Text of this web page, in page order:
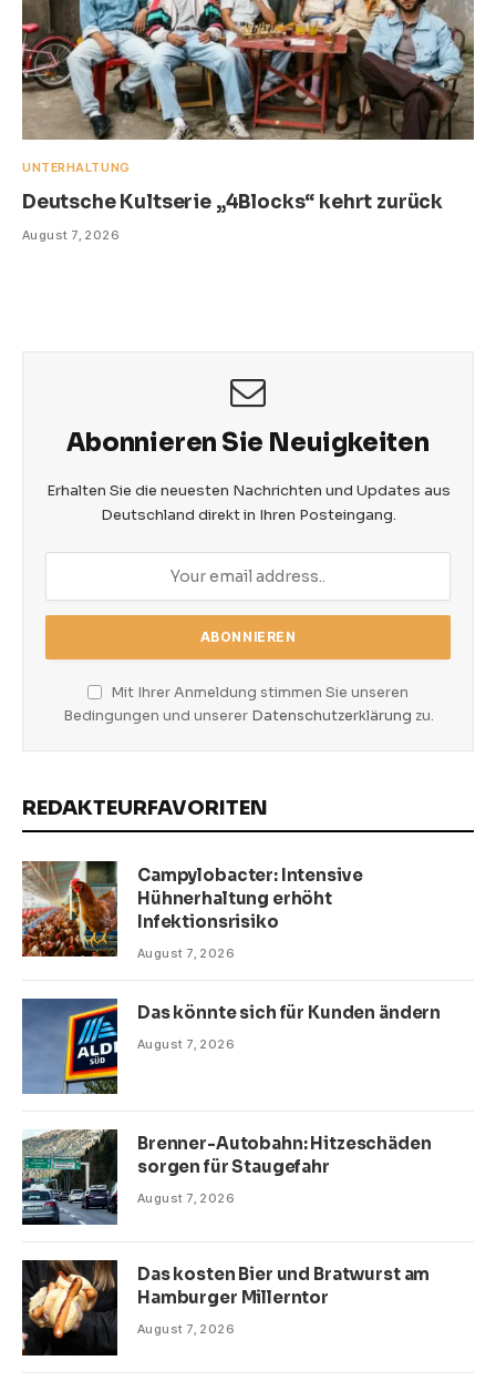
UNTERHALTUNG
Deutsche Kultserie „4Blocks“ kehrt zurück
August 7, 2026
Abonnieren Sie Neuigkeiten
Erhalten Sie die neuesten Nachrichten und Updates aus
Deutschland direkt in Ihren Posteingang.
Mit Ihrer Anmeldung stimmen Sie unseren
Bedingungen und unserer Datenschutzerklärung zu.
REDAKTEURFAVORITEN
Campylobacter: Intensive
Hühnerhaltung erhöht
Infektionsrisiko
August 7, 2026
Das könnte sich für Kunden ändern
August 7, 2026
Brenner-Autobahn: Hitzeschäden
sorgen für Staugefahr
August 7, 2026
Das kosten Bier und Bratwurst am
Hamburger Millerntor
August 7, 2026